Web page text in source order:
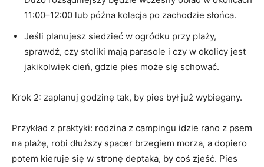
11:00–12:00 lub późna kolacja po zachodzie słońca.
Jeśli planujesz siedzieć w ogródku przy plaży,
sprawdź, czy stoliki mają parasole i czy w okolicy jest
jakikolwiek cień, gdzie pies może się schować.
Krok 2: zaplanuj godzinę tak, by pies był już wybiegany.
Przykład z praktyki: rodzina z campingu idzie rano z psem
na plażę, robi dłuższy spacer brzegiem morza, a dopiero
potem kieruje się w stronę deptaka, by coś zjeść. Pies